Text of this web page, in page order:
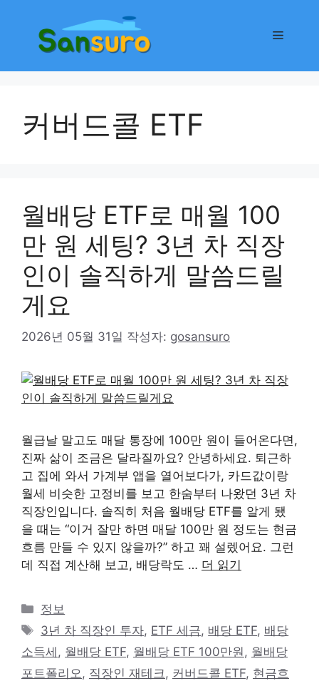
메
커버드콜 ETF
월배당 ETF로 매월 100
만 원 세팅? 3년 차 직장
인이 솔직하게 말씀드릴
게요
2026년 05월 31일 작성자: gosansuro
월급날 말고도 매달 통장에 100만 원이 들어온다면,
진짜 삶이 조금은 달라질까요? 안녕하세요. 퇴근하
고 집에 와서 가계부 앱을 열어보다가, 카드값이랑
월세 비슷한 고정비를 보고 한숨부터 나왔던 3년 차
직장인입니다. 솔직히 처음 월배당 ETF를 알게 됐
을 때는 “이거 잘만 하면 매달 100만 원 정도는 현금
흐름 만들 수 있지 않을까?” 하고 꽤 설렜어요. 그런
데 직접 계산해 보고, 배당락도 … 더 읽기
카
테
리
정보
태
그
3년 차 직장인 투자, ETF 세금, 배당 ETF, 배당
소득세 , 월배당 ETF, 월배당 ETF 100만원 , 월배당
포트폴리오 , 직장인 재테크 , 커버드콜 ETF, 현금흐